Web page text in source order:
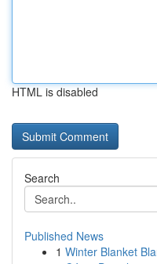
HTML is disabled
Search
Published News
1 Winter Blanket